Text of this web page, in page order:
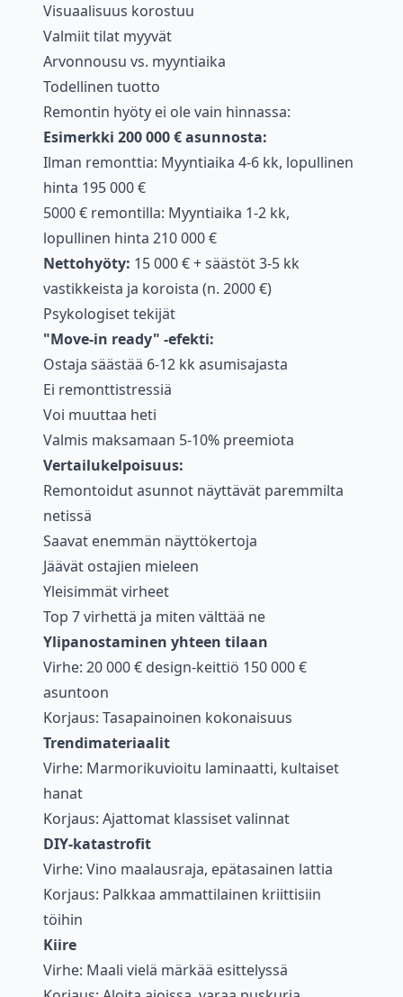
Visuaalisuus korostuu
Valmiit tilat myyvät
Arvonnousu vs. myyntiaika
Todellinen tuotto
Remontin hyöty ei ole vain hinnassa:
Esimerkki 200 000 € asunnosta:
Ilman remonttia: Myyntiaika 4-6 kk, lopullinen
hinta 195 000 €
5000 € remontilla: Myyntiaika 1-2 kk,
lopullinen hinta 210 000 €
Nettohyöty: 15 000 € + säästöt 3-5 kk
vastikkeista ja koroista (n. 2000 €)
Psykologiset tekijät
"Move-in ready" -efekti:
Ostaja säästää 6-12 kk asumisajasta
Ei remonttistressiä
Voi muuttaa heti
Valmis maksamaan 5-10% preemiota
Vertailukelpoisuus:
Remontoidut asunnot näyttävät paremmilta
netissä
Saavat enemmän näyttökertoja
Jäävät ostajien mieleen
Yleisimmät virheet
Top 7 virhettä ja miten välttää ne
Ylipanostaminen yhteen tilaan
Virhe: 20 000 € design-keittiö 150 000 €
asuntoon
Korjaus: Tasapainoinen kokonaisuus
Trendimateriaalit
Virhe: Marmorikuvioitu laminaatti, kultaiset
hanat
Korjaus: Ajattomat klassiset valinnat
DIY-katastrofit
Virhe: Vino maalausraja, epätasainen lattia
Korjaus: Palkkaa ammattilainen kriittisiin
töihin
Kiire
Virhe: Maali vielä märkää esittelyssä